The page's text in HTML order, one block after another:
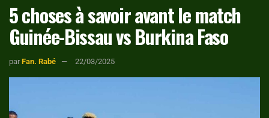
5 choses à savoir avant le match
Guinée-Bissau vs Burkina Faso
par Fan. Rabé 22/03/2025